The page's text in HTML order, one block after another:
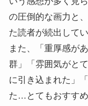
の圧倒的な画力と
た読者が続出してい
また、「重厚感が
群」「雰囲気がと
に引き込まれた」
た…とてもおすす